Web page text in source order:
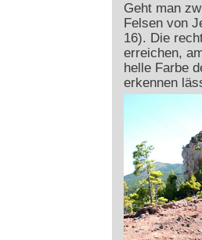
Geht man
Felsen von
16). Die
erreichen,
helle Farbe
erkennen